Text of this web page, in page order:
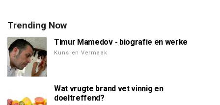
Trending Now
Timur Mamedov - biografie en werke
Kuns en Vermaak
Wat vrugte brand vet vinnig en
doeltreffend?